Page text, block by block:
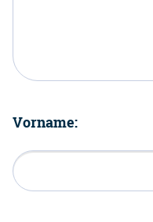
Vorname: